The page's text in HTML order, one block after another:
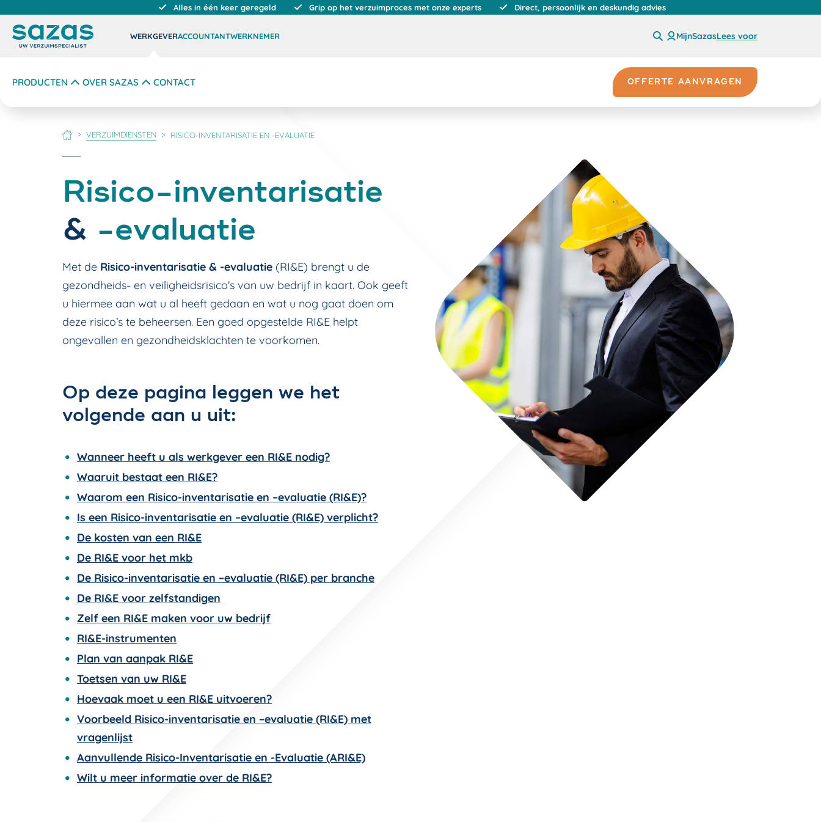
Alles in één keer geregeld Grip op het verzuimproces met onze experts Direct, persoonlijk en deskundig advies
WERKGEVERACCOUNTANTWERKNEMER MijnSazasLees voor
PRODUCTEN OVER SAZAS CONTACT OFFERTE AANVRAGEN
HOME VERZUIMDIENSTEN RISICO-INVENTARISATIE EN -EVALUATIE
Risico-inventarisatie
& -evaluatie
Met de Risico-inventarisatie & -evaluatie (RI&E) brengt u de
gezondheids- en veiligheidsrisico's van uw bedrijf in kaart. Ook geeft
u hiermee aan wat u al heeft gedaan en wat u nog gaat doen om
deze risico’s te beheersen. Een goed opgestelde RI&E helpt
ongevallen en gezondheidsklachten te voorkomen.
Op deze pagina leggen we het
volgende aan u uit:
Wanneer heeft u als werkgever een RI&E nodig?
Waaruit bestaat een RI&E?
Waarom een Risico-inventarisatie en –evaluatie (RI&E)?
Is een Risico-inventarisatie en –evaluatie (RI&E) verplicht?
De kosten van een RI&E
De RI&E voor het mkb
De Risico-inventarisatie en –evaluatie (RI&E) per branche
De RI&E voor zelfstandigen
Zelf een RI&E maken voor uw bedrijf
RI&E-instrumenten
Plan van aanpak RI&E
Toetsen van uw RI&E
Hoevaak moet u een RI&E uitvoeren?
Voorbeeld Risico-inventarisatie en –evaluatie (RI&E) met
vragenlijst
Aanvullende Risico-Inventarisatie en -Evaluatie (ARI&E)
Wilt u meer informatie over de RI&E?